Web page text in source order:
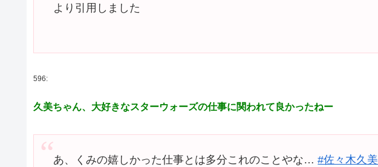
より引用しました
596:
久美ちゃん、大好きなスターウォーズの仕事に関われて良かったねー
あ、くみの嬉しかった仕事とは多分これのことやな…#佐々木久美